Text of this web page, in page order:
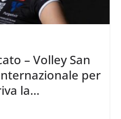
– Volley San
per
la
Kristine